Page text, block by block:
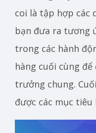
coi là tập hợp các
bạn đưa ra tương
trong các hành
hàng cuối cùng
trưởng chung.
được các mục tiêu